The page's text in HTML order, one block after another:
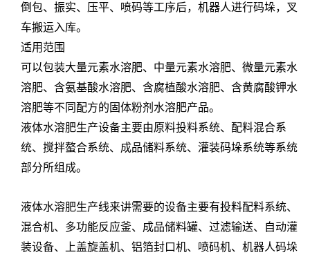
倒包、振实、压平、喷码等工序后，机器人进行码垛，叉
车搬运入库。
适用范围
可以包装大量元素水溶肥、中量元素水溶肥、微量元素水
溶肥、含氨基酸水溶肥、含腐植酸水溶肥、含黄腐酸钾水
溶肥等不同配方的固体粉剂水溶肥产品。
液体水溶肥生产设备主要由原料投料系统、配料混合系
统、搅拌螯合系统、成品储料系统、灌装码垛系统等系统
部分所组成。
液体水溶肥生产线来讲需要的设备主要有投料配料系统、
混合机、多功能反应釜、成品储料罐、过滤输送、自动灌
装设备、上盖旋盖机、铝箔封口机、喷码机、机器人码垛